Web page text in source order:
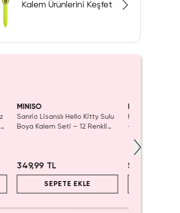
Kalem Ürünlerini Keşfet
MINISO
Sanrio Lisanslı Hello Kitty Sulu
Boya Kalem Seti – 12 Renkli
349,99 TL
SEPETE EKLE
Kokulu Keçeli
– Canlı Renkler
549,99 TL